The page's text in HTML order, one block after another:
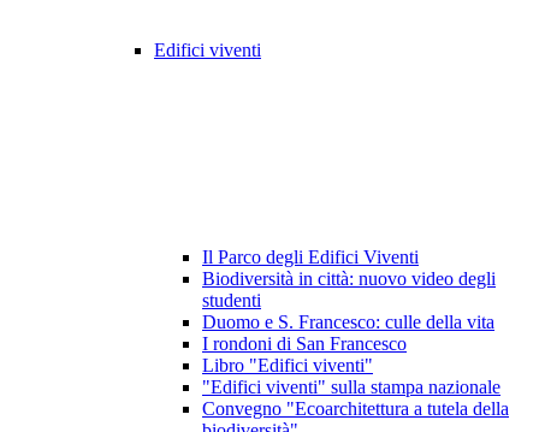
Edifici viventi
Il Parco degli Edifici Viventi
Biodiversità in città: nuovo video degli
studenti
Duomo e S. Francesco: culle della vita
I rondoni di San Francesco
Libro "Edifici viventi"
"Edifici viventi" sulla stampa nazionale
Convegno "Ecoarchitettura a tutela della